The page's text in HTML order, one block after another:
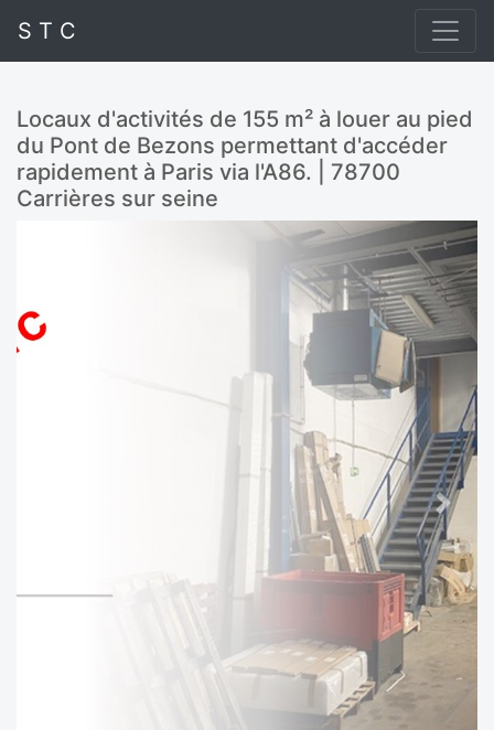
S T C
Locaux d'activités de 155 m² à louer au pied
du Pont de Bezons permettant d'accéder
rapidement à Paris via l'A86. | 78700
Carrières sur seine
Next